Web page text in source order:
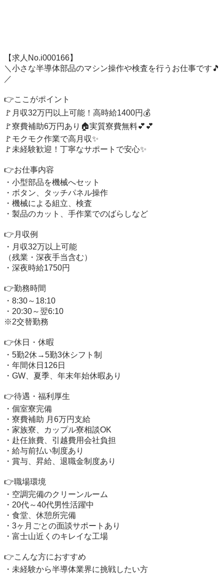
【求人No.i000166】
＼小さな半導体部品のマシン操作や検査を行うお仕事です🎵
／
👉ここがポイント
🚩月収32万円以上可能！高時給1400円💰
🚩寮費補助6万円あり🏠実質寮費無料💕💕
🚩モクモク作業で高月収✨
🚩未経験歓迎！丁寧なサポートで安心✨
👉お仕事内容
・小型部品を機械へセット
・ボタン、タッチパネル操作
・機械による組立、検査
・製品のカット、手作業でのばらしなど
👉月収例
・月収32万以上可能
（残業・深夜手当含む）
・深夜時給1750円
👉勤務時間
・8:30～18:10
・20:30～翌6:10
※2交替勤務
👉休日・休暇
・5勤2休→5勤3休シフト制
・年間休日126日
・GW、夏季、年末年始休暇あり
👉待遇・福利厚生
・個室寮完備
・寮費補助 月6万円支給
・家族寮、カップル寮相談OK
・赴任旅費、引越費用会社負担
・給与前払い制度あり
・賞与、昇給、退職金制度あり
👉職場環境
・空調完備のクリーンルーム
・20代～40代男性活躍中
・食堂、休憩所完備
・3ヶ月ごとの面談サポートあり
・富士山近くのキレイな工場
👉こんな方におすすめ
・未経験から半導体業界に挑戦したい方